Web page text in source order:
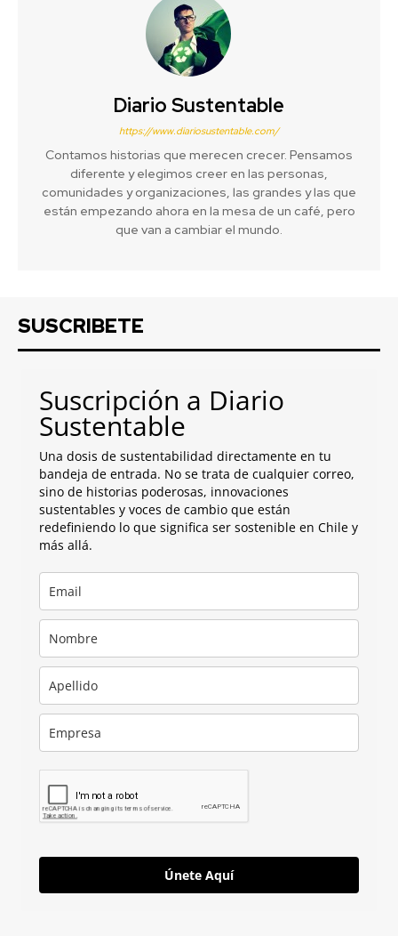
Diario Sustentable
https://www.diariosustentable.com/
Contamos historias que merecen crecer. Pensamos
diferente y elegimos creer en las personas,
comunidades y organizaciones, las grandes y las que
están empezando ahora en la mesa de un café, pero
que van a cambiar el mundo.
SUSCRIBETE
Suscripción a Diario
Sustentable
Una dosis de sustentabilidad directamente en tu
bandeja de entrada. No se trata de cualquier correo,
sino de historias poderosas, innovaciones
sustentables y voces de cambio que están
redefiniendo lo que significa ser sostenible en Chile y
más allá.
Únete Aquí